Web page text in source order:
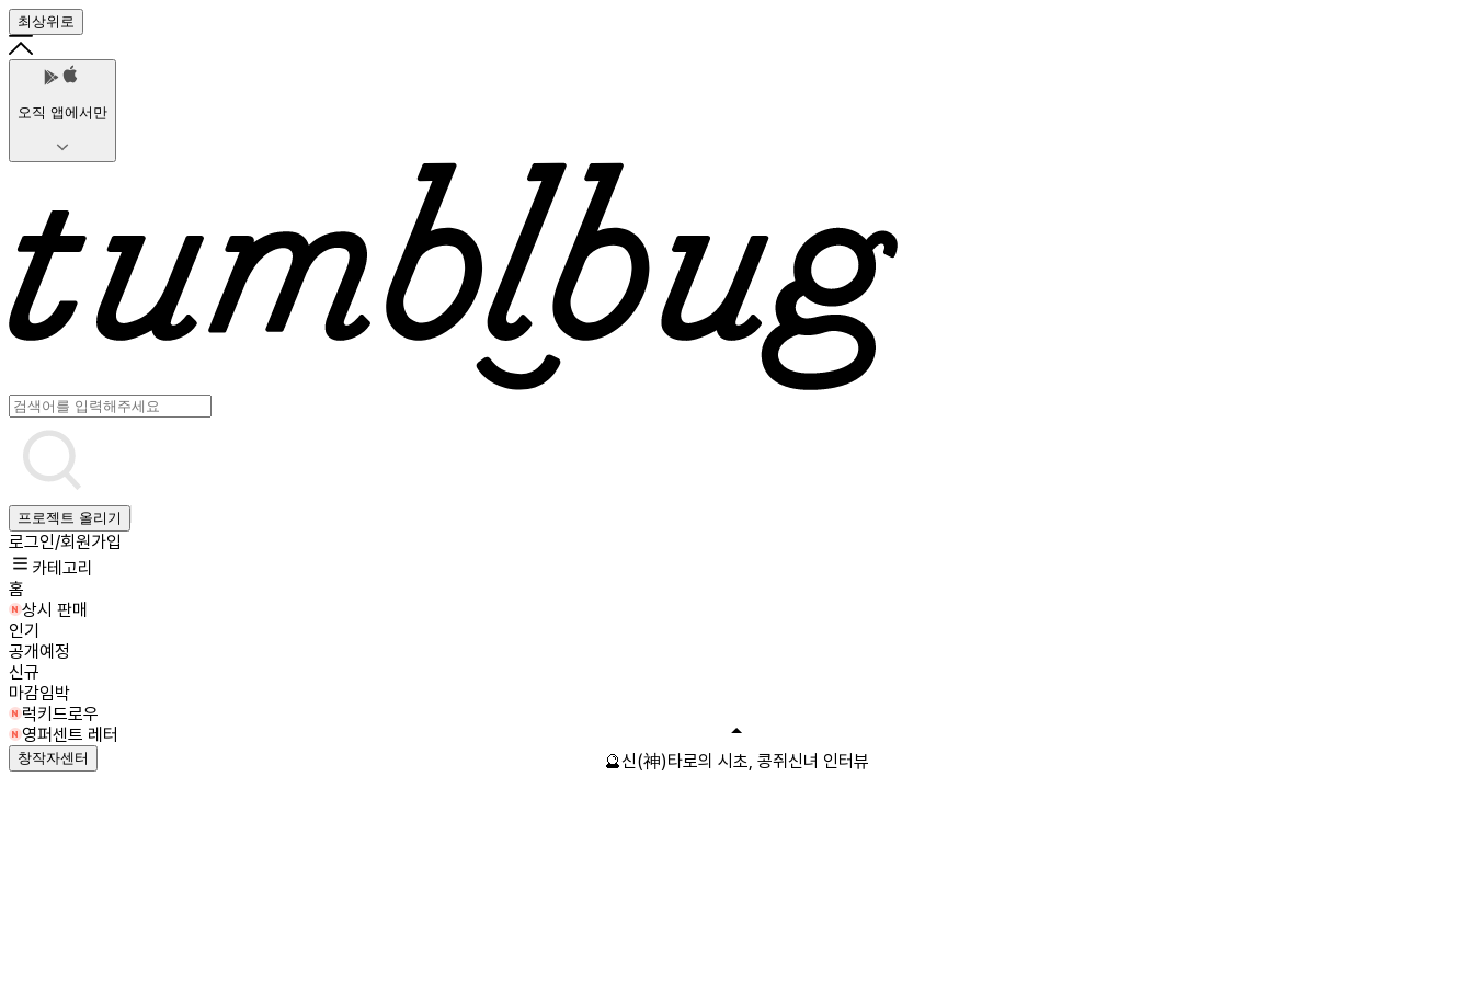
최상위로
오직 앱에서만
프로젝트 올리기
로그인/회원가입
카테고리
홈
상시 판매
인기
공개예정
신규
마감임박
럭키드로우
영퍼센트 레터
창작자센터 🔮신(神)타로의 시초, 콩쥐신녀 인터뷰